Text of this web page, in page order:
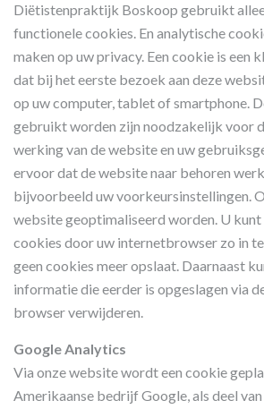
Diëtistenpraktijk Boskoop gebruikt
functionele cookies. En analytische
maken op uw privacy. Een cookie is een
dat bij het eerste bezoek aan deze
op uw computer, tablet of smartphone.
gebruikt worden zijn noodzakelijk voor
werking van de website en uw
ervoor dat de website naar behoren
bijvoorbeeld uw voorkeursinstellingen.
website geoptimaliseerd worden. U
cookies door uw internetbrowser zo in
geen cookies meer opslaat. Daarnaast
informatie die eerder is opgeslagen via
browser verwijderen.
Google Analytics
Via onze website wordt een cookie
Amerikaanse bedrijf Google, als deel van